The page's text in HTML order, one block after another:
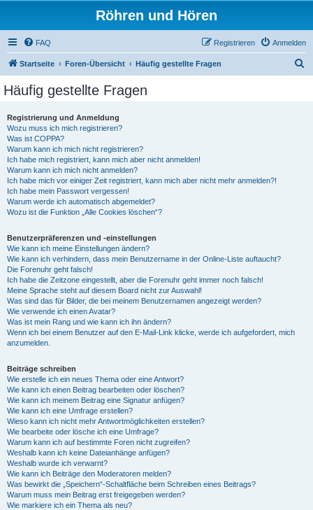
Röhren und Hören
FAQ Anmelden
Registrieren
Startseite Foren-Übersicht Häufig gestellte Fragen
Häufig gestellte Fragen
Registrierung und Anmeldung
Wozu muss ich mich registrieren?
Was ist COPPA?
Warum kann ich mich nicht registrieren?
Ich habe mich registriert, kann mich aber nicht anmelden!
Warum kann ich mich nicht anmelden?
Ich habe mich vor einiger Zeit registriert, kann mich aber nicht mehr anmelden?!
Ich habe mein Passwort vergessen!
Warum werde ich automatisch abgemeldet?
Wozu ist die Funktion „Alle Cookies löschen“?
Benutzerpräferenzen und -einstellungen
Wie kann ich meine Einstellungen ändern?
Wie kann ich verhindern, dass mein Benutzername in der Online-Liste auftaucht?
Die Forenuhr geht falsch!
Ich habe die Zeitzone eingestellt, aber die Forenuhr geht immer noch falsch!
Meine Sprache steht auf diesem Board nicht zur Auswahl!
Was sind das für Bilder, die bei meinem Benutzernamen angezeigt werden?
Wie verwende ich einen Avatar?
Was ist mein Rang und wie kann ich ihn ändern?
Wenn ich bei einem Benutzer auf den E-Mail-Link klicke, werde ich aufgefordert, mich
anzumelden.
Beiträge schreiben
Wie erstelle ich ein neues Thema oder eine Antwort?
Wie kann ich einen Beitrag bearbeiten oder löschen?
Wie kann ich meinem Beitrag eine Signatur anfügen?
Wie kann ich eine Umfrage erstellen?
Wieso kann ich nicht mehr Antwortmöglichkeiten erstellen?
Wie bearbeite oder lösche ich eine Umfrage?
Warum kann ich auf bestimmte Foren nicht zugreifen?
Weshalb kann ich keine Dateianhänge anfügen?
Weshalb wurde ich verwarnt?
Wie kann ich Beiträge den Moderatoren melden?
Was bewirkt die „Speichern“-Schaltfläche beim Schreiben eines Beitrags?
Warum muss mein Beitrag erst freigegeben werden?
Wie markiere ich ein Thema als neu?